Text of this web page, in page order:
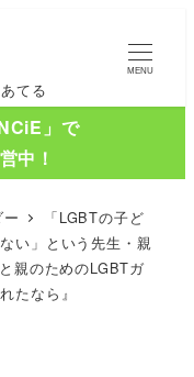
てる
MENU
」で
中！
「LGBTの子ど
い」という先生・親
親のためのLGBTガ
たなら』